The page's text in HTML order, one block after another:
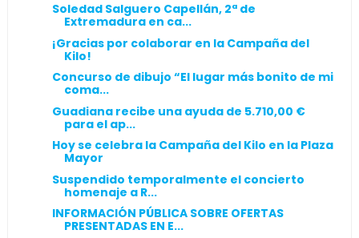
Soledad Salguero Capellán, 2ª de
Extremadura en ca...
¡Gracias por colaborar en la Campaña del
Kilo!
Concurso de dibujo “El lugar más bonito de mi
coma...
Guadiana recibe una ayuda de 5.710,00 €
para el ap...
Hoy se celebra la Campaña del Kilo en la Plaza
Mayor
Suspendido temporalmente el concierto
homenaje a R...
INFORMACIÓN PÚBLICA SOBRE OFERTAS
PRESENTADAS EN E...